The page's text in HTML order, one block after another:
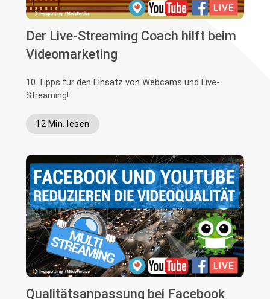
Der Live-Streaming Coach hilft beim
Videomarketing
10 Tipps für den Einsatz von Webcams und Live-
Streaming!
12 Min. lesen
Qualitätsanpassung bei Facebook